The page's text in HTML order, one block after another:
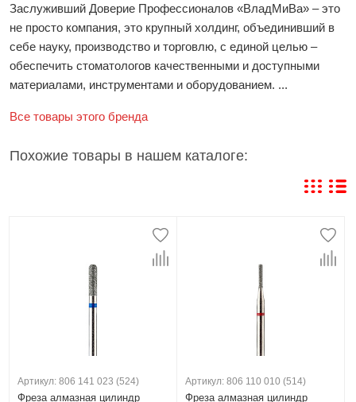
Заслуживший Доверие Профессионалов «ВладМиВа» – это
не просто компания, это крупный холдинг, объединивший в
себе науку, производство и торговлю, с единой целью –
обеспечить стоматологов качественными и доступными
материалами, инструментами и оборудованием. ...
Все товары этого бренда
Похожие товары в нашем каталоге:
Артикул: 806 141 023 (524)
Фреза алмазная цилиндр
Артикул: 806 110 010 (514)
Фреза алмазная цилиндр